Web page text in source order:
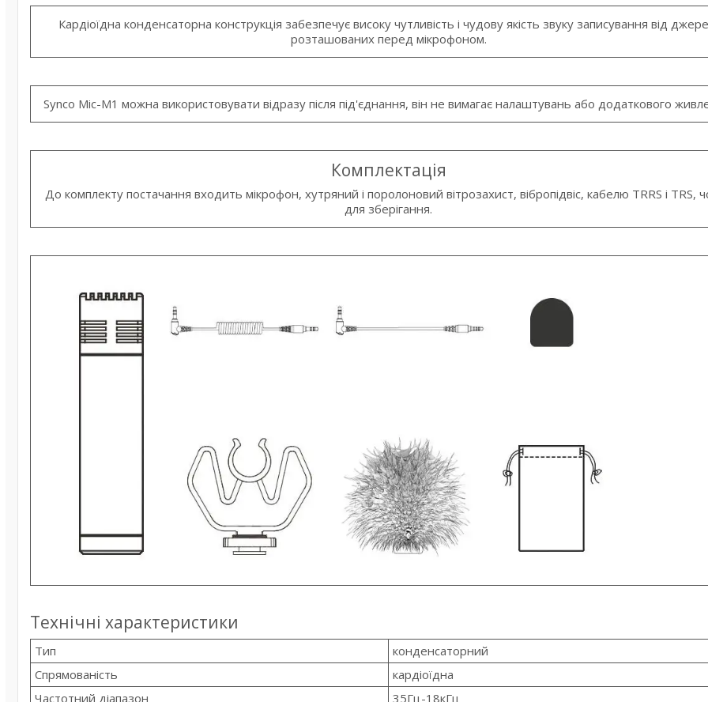
Кардіоїдна конденсаторна конструкція забезпечує високу чутливість і чудову якість звуку записування від
розташованих перед мікрофоном.
Synco Mic-M1 можна використовувати відразу після під'єднання, він не вимагає налаштувань або додаткового
Комплектація
До комплекту постачання входить мікрофон, хутряний і поролоновий вітрозахист, вібропідвіс, кабелю TRRS і TRS,
для зберігання.
Технічні характеристики
Тип
конденсаторний
Спрямованість
кардіоїдна
Частотний діапазон
35Гц-18кГц